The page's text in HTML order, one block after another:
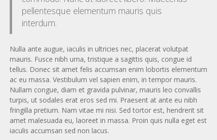
pellentesque elementum mauris quis
interdum.
Nulla ante augue, iaculis in ultricies nec, placerat volutpat
mauris. Fusce nibh urna, tristique a sagittis quis, congue id
tellus. Donec sit amet felis accumsan enim lobortis elementum
ac eu massa. Vestibulum vel sapien enim, in tempor mauris.
Nullam congue, diam et gravida pulvinar, mauris leo convallis
turpis, ut sodales erat eros sed mi. Praesent at ante eu nibh
fringilla pretium. Nam vitae mi nisi. Sed tortor est, hendrerit sit
amet malesuada eu, laoreet in massa. Proin quis nulla eget est
iaculis accumsan sed non lacus.